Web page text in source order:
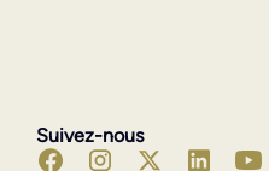
Suivez-nous